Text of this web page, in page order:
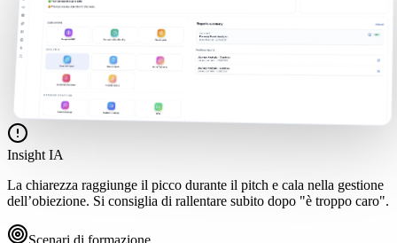
Insight IA
La chiarezza raggiunge il picco durante il pitch e cala nella gestione
dell’obiezione. Si consiglia di rallentare subito dopo "è troppo caro".